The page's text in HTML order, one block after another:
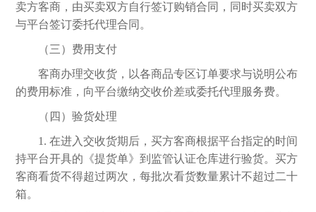
卖方客商，由买卖双方自行签订购销合同，同时买卖双方
与平台签订委托代理合同。
（三）费用支付
客商办理交收货，以各商品专区订单要求与说明公布
的费用标准，向平台缴纳交收价差或委托代理服务费。
（四）验货处理
1. 在进入交收货期后，买方客商根据平台指定的时间
持平台开具的《提货单》到监管认证仓库进行验货。买方
客商看货不得超过两次，每批次看货数量累计不超过二十
箱。